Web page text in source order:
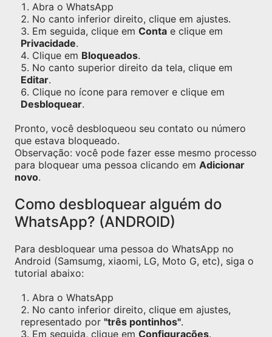
Abra o WhatsApp
No canto inferior direito, clique em ajustes.
Em seguida, clique em Conta e clique em
Privacidade.
Clique em Bloqueados.
No canto superior direito da tela, clique em
Editar.
Clique no ícone para remover e clique em
Desbloquear.
Pronto, você desbloqueou seu contato ou número
que estava bloqueado.
Observação: você pode fazer esse mesmo processo
para bloquear uma pessoa clicando em Adicionar
novo.
Como desbloquear alguém do
WhatsApp? (ANDROID)
Para desbloquear uma pessoa do WhatsApp no
Android (Samsumg, xiaomi, LG, Moto G, etc), siga o
tutorial abaixo:
Abra o WhatsApp
No canto inferior direito, clique em ajustes,
representado por "três pontinhos".
Em seguida, clique em Configurações.